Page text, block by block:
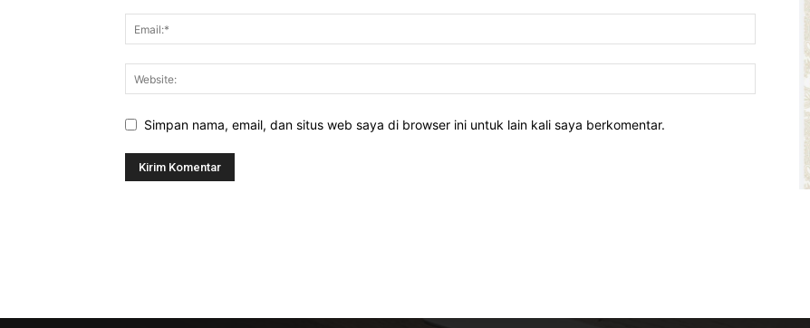
Simpan nama, email, dan situs web saya di browser ini untuk lain kali saya berkomentar.